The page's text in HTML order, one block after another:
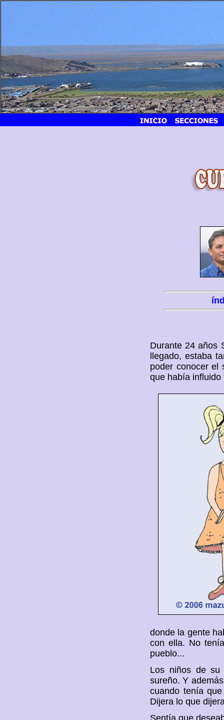
Durante 24 años
llegado, estaba
poder conocer el
que había influido
donde la gente
con ella. No
pueblo...
Los niños de
sureño. Y
cuando tenía
Dijera lo que
Sentía que